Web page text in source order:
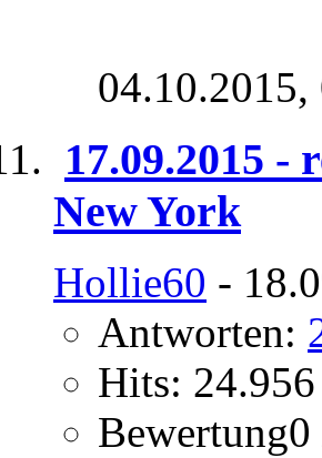
04.10.2015,
17.09.2015 -
New York
Hollie60 -
Antworten:
Hits: 24.956
Bewertung0